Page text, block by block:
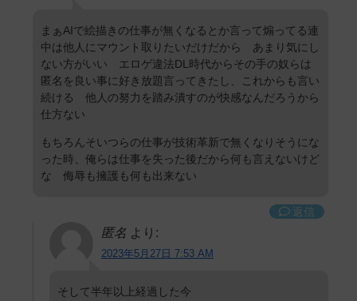
まぁAIで絵描きの仕事が無くなるとか言って煽ってる連
中は他人にマウント取りたいだけだから あまり気にし
ない方がいい エロゲ違法DL時代からその手の奴らは
匿名を良い事に好き放題言ってきたし、これからも言い
続ける 他人の努力を踏み潰すのが快感なんだろうから
仕方ない
もちろんそいつらの仕事が技術革新で無くなりそうにな
った時、俺らは仕事を失った後だから何も言えないけど
な 侮辱も擁護も何も出来ない
返信
匿名 より:
2023年5月27日 7:53 AM
そして半年以上経過した今